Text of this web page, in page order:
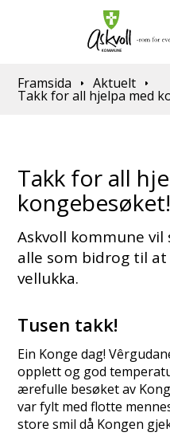
Du er her:
Framsida Aktuelt
Takk for all hjelpa med
Takk for all
kongebesøket!
Askvoll kommune
alle som bidrog til
vellukka.
Tusen takk!
Ein Konge dag!
opplett og god
ærefulle besøket av
var fylt med flotte
store smil då Kongen